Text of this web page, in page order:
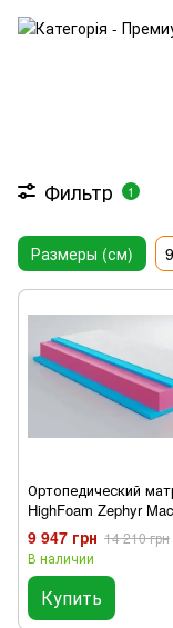
Фильтр 1
Размеры (см)
Ортопедический
HighFoam Zephyr
90x200
9 947 грн 14 210 грн
В наличии
Купить